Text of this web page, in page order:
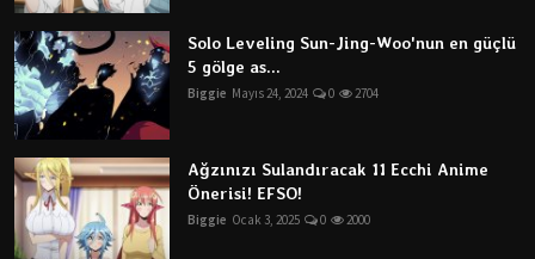
Solo Leveling Sun-Jing-Woo'nun en güçlü
5 gölge as...
Biggie Mayıs 24, 2024 0 2704
Ağzınızı Sulandıracak 11 Ecchi Anime
Önerisi! EFSO!
Biggie Ocak 3, 2025 0 2000